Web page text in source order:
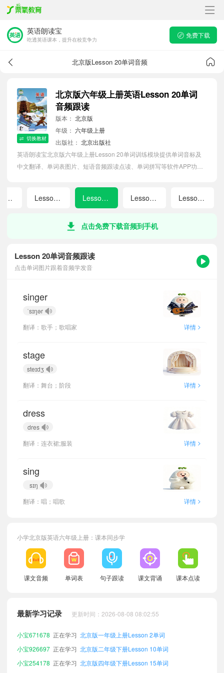
英语朗读宝
吃透英语课本，提升在校竞争力
免费下载
北京版Lesson 20单词音频
切换教材
北京版六年级上册英语Lesson 20单词
音频跟读
版本： 北京版
年级： 六年级上册
出版社： 北京出版社
英语朗读宝北京版六年级上册Lesson 20单词训练模块提供单词音标及
中文翻译、单词表图片、短语音频跟读点读、单词拼写等软件APP功
Lesson 17 Lesson 19 Lesson 20 Lesson 21 Lesson 23
点击免费下载音频到手机
Lesson 20单词音频跟读
点击单词图片跟着音频学发音
singer
ˈsɪŋər
翻译：歌手；歌唱家
详情 >
stage
steɪdʒ
翻译：舞台；阶段
详情 >
dress
dres
翻译：连衣裙;服装
详情 >
sing
sɪŋ
翻译：唱；唱歌
详情 >
小学北京版英语六年级上册：课本同步学
课文音频 单词表 句子跟读 课文背诵 课本点读
最新学习记录 更新时间：2026-08-08 08:02:55
小宝193041 正在学习 北京版五年级下册Lesson 9单词
小宝671678 正在学习 北京版一年级上册Lesson 2单词
小宝926697 正在学习 北京版二年级下册Lesson 10单词
小宝254178 正在学习 北京版四年级下册Lesson 15单词